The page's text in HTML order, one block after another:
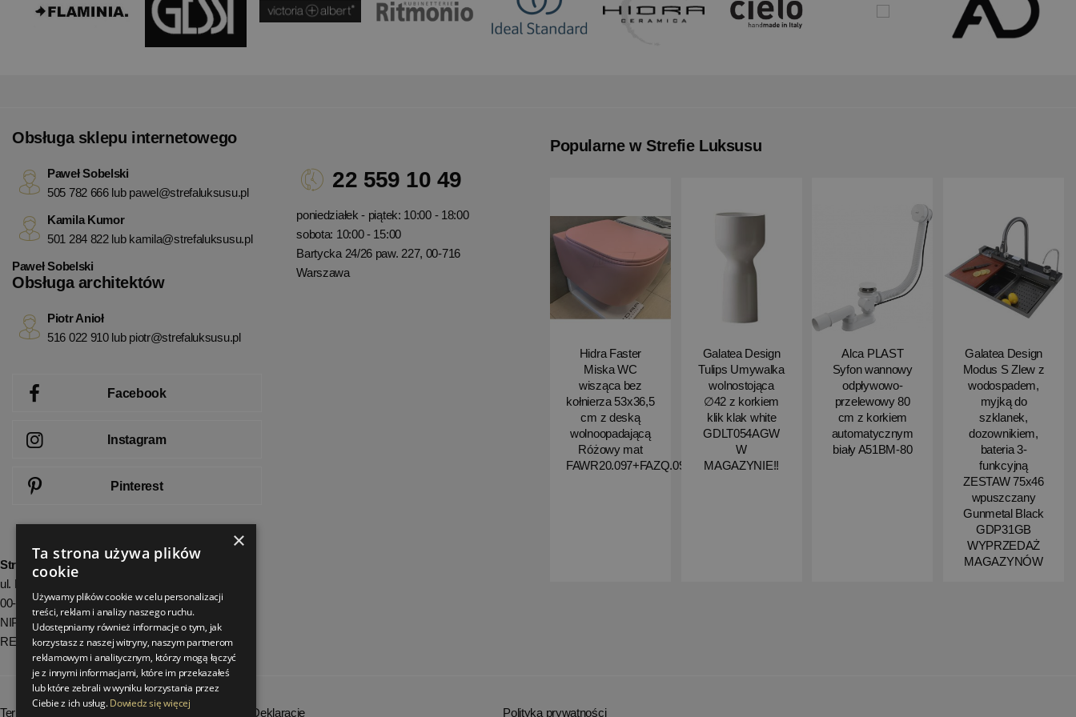
Popularne w Strefie Luksusu
Hidra Faster
Miska WC
wisząca bez
kołnierza 53x36,5
cm z deską
wolnoopadającą
Różowy mat
FAWR20.097+FAZQ.097
Galatea Design
Tulips Umywalka
wolnostojąca
∅42 z korkiem
klik klak white
GDLT054AGW
W
MAGAZYNIE!!
Alca PLAST
Syfon wannowy
odpływowo-
przelewowy 80
cm z korkiem
automatycznym
biały A51BM-80
Galatea Design
Modus S Zlew z
wodospadem,
myjką do
szklanek,
dozownikiem,
bateria 3-
funkcyjną
ZESTAW 75x46
wpuszczany
Gunmetal Black
GDP31GB
WYPRZEDAŻ
MAGAZYNÓW
22 559 10 49
poniedziałek - piątek: 10:00 - 18:00
sobota: 10:00 - 15:00
Bartycka 24/26 paw. 227, 00-716
Warszawa
Obsługa sklepu internetowego
Paweł Sobelski
505 782 666 lub pawel@strefaluksusu.pl
Kamila Kumor
501 284 822 lub kamila@strefaluksusu.pl
Paweł Sobelski
Obsługa architektów
Piotr Anioł
516 022 910 lub piotr@strefaluksusu.pl
Facebook
Instagram
Pinterest
StrefaLuksusu.pl
ul. Bartycka 24/26 Pawilon 227
00-716 Warszawa
NIP: 8251972213
REGON: 06035139
Terminy realizacji zamówień Deklaracje Polityka prywatności
×
Ta strona używa plików
cookie
Używamy plików cookie w celu personalizacji
treści, reklam i analizy naszego ruchu.
Udostępniamy również informacje o tym, jak
korzystasz z naszej witryny, naszym partnerom
reklamowym i analitycznym, którzy mogą łączyć
je z innymi informacjami, które im przekazałeś
lub które zebrali w wyniku korzystania przez
Ciebie z ich usług.Dowiedz się więcej